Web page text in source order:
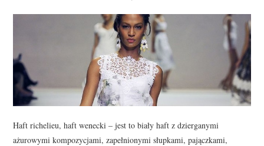
Haft richelieu, haft wenecki – jest to biały haft z dzierganymi
ażurowymi kompozycjami, zapełnionymi słupkami, pajączkami,